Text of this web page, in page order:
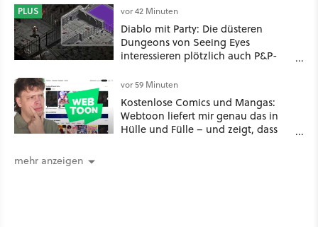
PLUS vor 42 Minuten
Diablo mit Party: Die düsteren
Dungeons von Seeing Eyes
interessieren plötzlich auch P&P-
vor 59 Minuten
Kostenlose Comics und Mangas:
Webtoon liefert mir genau das in
Hülle und Fülle – und zeigt, dass
mehr anzeigen